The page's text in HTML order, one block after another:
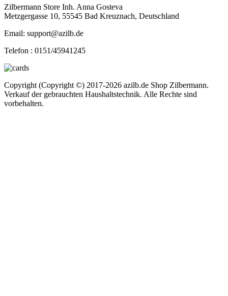
Zilbermann Store Inh. Anna Gosteva
Metzgergasse 10, 55545 Bad Kreuznach, Deutschland
Email: support@azilb.de
Telefon : 0151/45941245
Copyright (Copyright ©) 2017-2026 azilb.de Shop Zilbermann.
Verkauf der gebrauchten Haushaltstechnik. Alle Rechte sind
vorbehalten.